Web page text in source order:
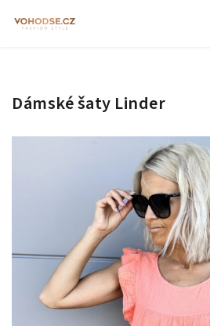
Dámské šaty Linder